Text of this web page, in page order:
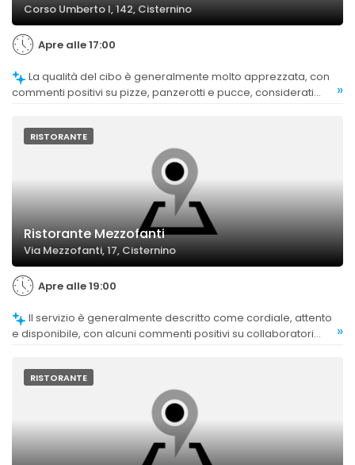
Corso Umberto I, 142, Cisternino
Apre alle 17:00
commenti positivi su pizze, panzerotti e pucce, considerati
»
RISTORANTE
Ristorante Mezzofanti
Via Mezzofanti, 17, Cisternino
Apre alle 19:00
e disponibile, con alcuni commenti positivi su collaboratori
eccessive che influenzano negativamente l’esperienza
»
RISTORANTE